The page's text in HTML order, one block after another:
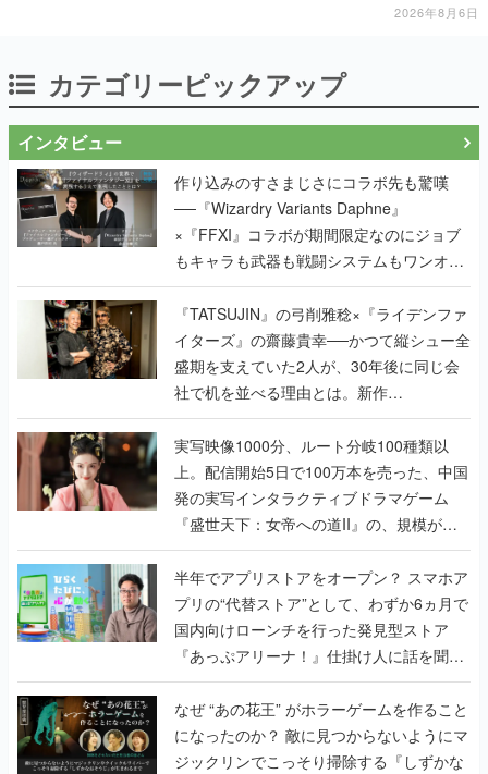
2026年8月6日
カテゴリーピックアップ
インタビュー
作り込みのすさまじさにコラボ先も驚嘆
──『Wizardry Variants Daphne』
×『FFXI』コラボが期間限定なのにジョブ
もキャラも武器も戦闘システムもワンオフ
で作り込まれた理由を両ディレクターに聞
く
『TATSUJIN』の弓削雅稔×『ライデンファ
イターズ』の齋藤貴幸──かつて縦シュー全
盛期を支えていた2人が、30年後に同じ会
社で机を並べる理由とは。新作
『TATSUJIN EXTREME』で初タッグを組
んだレジェンド2人に訊く開発秘話
実写映像1000分、ルート分岐100種類以
上。配信開始5日で100万本を売った、中国
発の実写インタラクティブドラマゲーム
『盛世天下：女帝への道II』の、規模が違
うこだわりをプロデューサーに聞いた
半年でアプリストアをオープン？ スマホア
プリの“代替ストア”として、わずか6ヵ月で
国内向けローンチを行った発見型ストア
『あっぷアリーナ！』仕掛け人に話を聞い
てみた
なぜ “あの花王” がホラーゲームを作ること
になったのか？ 敵に見つからないようにマ
ジックリンでこっそり掃除する『しずかな